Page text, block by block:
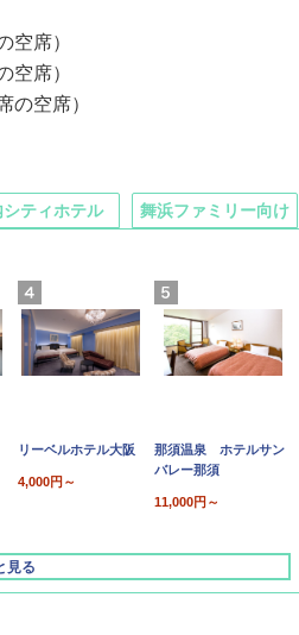
空席）
空席）
の空席）
リーベルホテル大阪
4,000円～
那須温泉 ホテルサン
バレー那須
11,000円～
見る
シティホテル 舞浜ファミリー向け